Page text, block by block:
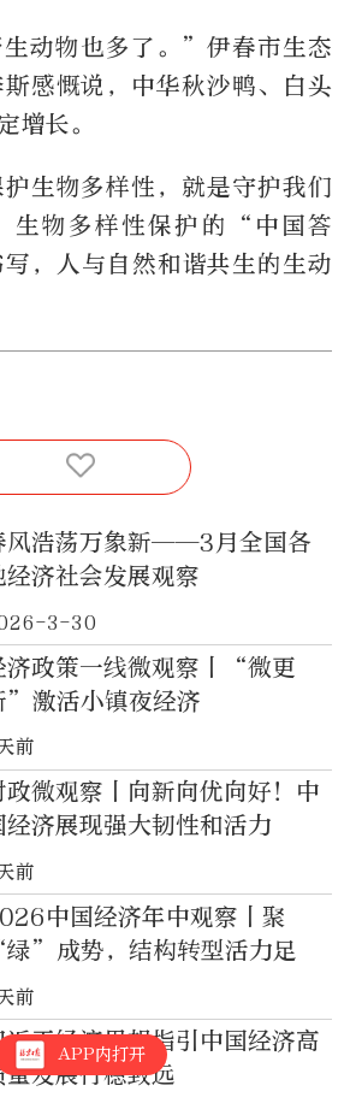
生动物也多了。”伊春市生态
感慨说，中华秋沙鸭、白头
增长。
护生物多样性，就是守护我们
生物多样性保护的“中国答
，人与自然和谐共生的生动
风浩荡万象新——3月全国各
经济社会发展观察
3-30
济政策一线微观察丨“微更
”激活小镇夜经济
前
政微观察丨向新向优向好！中
经济展现强大韧性和活力
前
中国经济年中观察丨聚
绿”成势，结构转型活力足
前
近平经济思想指引中国经济高
量发展行稳致远
APP内打开